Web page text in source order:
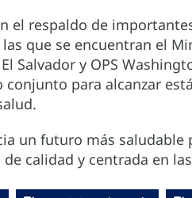
el respaldo de
que se encuentran el
El Salvador y OPS
para alcanzar
un futuro más
calidad y centrada en